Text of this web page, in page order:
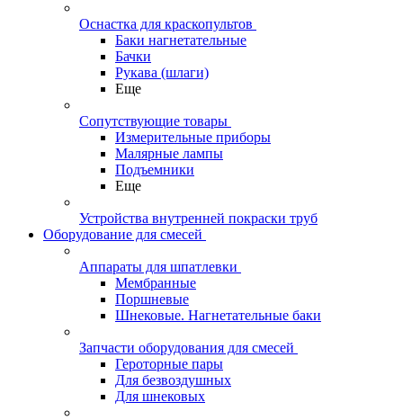
Оснастка для краскопультов
Баки нагнетательные
Бачки
Рукава (шлаги)
Еще
Сопутствующие товары
Измерительные приборы
Малярные лампы
Подъемники
Еще
Устройства внутренней покраски труб
Оборудование для смесей
Аппараты для шпатлевки
Мембранные
Поршневые
Шнековые. Нагнетательные баки
Запчасти оборудования для смесей
Героторные пары
Для безвоздушных
Для шнековых